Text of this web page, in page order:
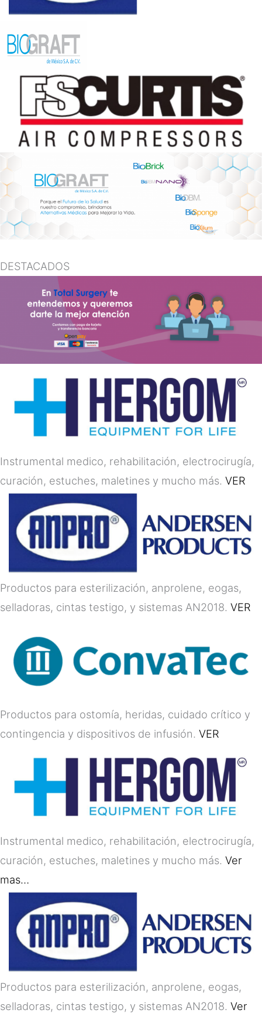
DESTACADOS
Instrumental medico, rehabilitación, electrocirugía,
curación, estuches, maletines y mucho más. VER
Productos para esterilización, anprolene, eogas,
selladoras, cintas testigo, y sistemas AN2018. VER
Productos para ostomía, heridas, cuidado crítico y
contingencia y dispositivos de infusión. VER
Instrumental medico, rehabilitación, electrocirugía,
curación, estuches, maletines y mucho más. Ver
mas…
Productos para esterilización, anprolene, eogas,
selladoras, cintas testigo, y sistemas AN2018. Ver